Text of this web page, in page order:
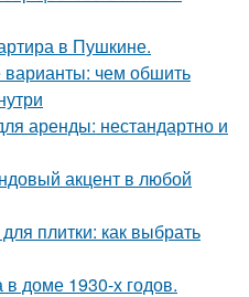
в Пушкине.
чем обшить
аренды: нестандартно и
акцент в любой
плитки: как выбрать
в доме 1930-х годов.